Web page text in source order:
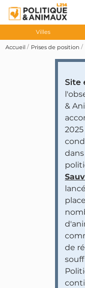
Villes
Accueil Prises de position
Site
&
de